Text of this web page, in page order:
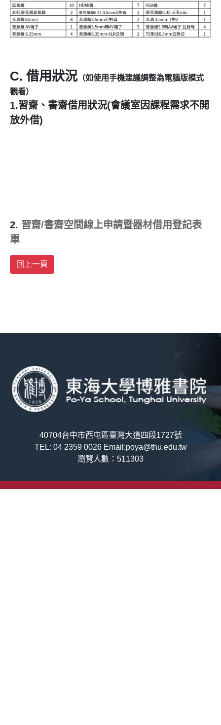
C. 借用狀況（如使用手機建議調整為電腦版模式
觀看）
1.習齋、書齋借用狀況(會議室因課程需求不開
放外借)
2. 習齋/書齋空間線上申請暨器材借用登記表
單
40704台中市西屯區臺灣大道四段1727號
TEL: 04 2359 0026 Email:poya@thu.edu.tw
瀏覽人數：511303